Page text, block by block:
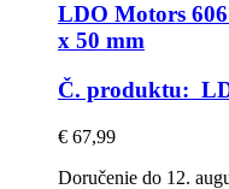
LDO Motors
x 50 mm
Č. produktu:
€ 67,99
Doručenie do 12.